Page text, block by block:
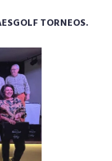
TORNEOS.